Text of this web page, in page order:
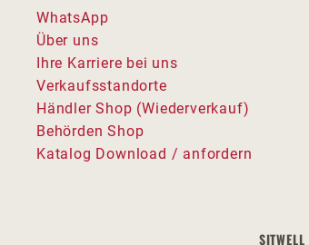
WhatsApp
Über uns
Ihre Karriere bei uns
Verkaufsstandorte
Händler Shop (Wiederverkauf)
Behörden Shop
Katalog Download / anfordern